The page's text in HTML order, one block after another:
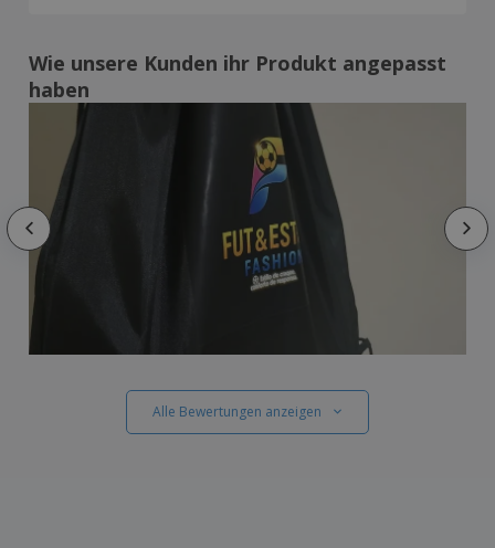
Wie unsere Kunden ihr Produkt angepasst
haben
Alle Bewertungen anzeigen